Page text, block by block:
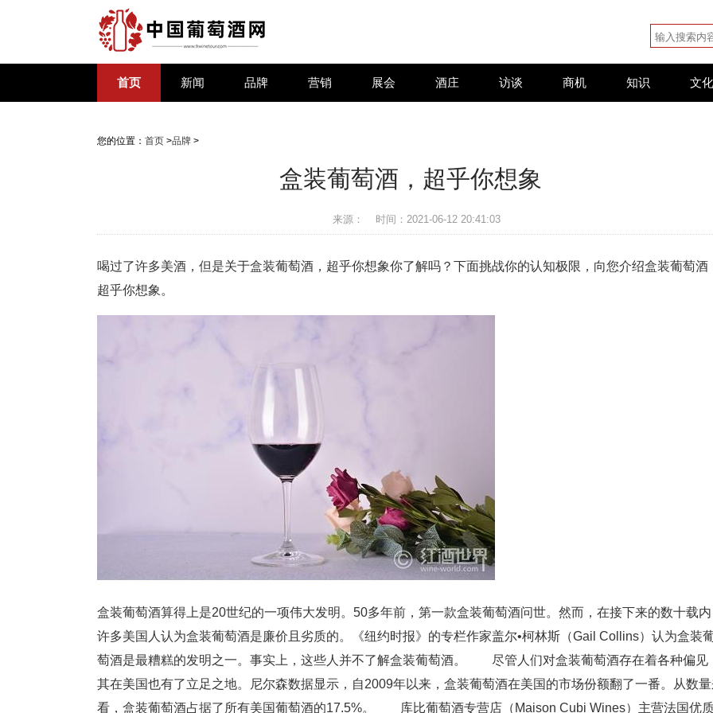
首页 新闻 品牌 营销 展会 酒庄 访谈 商机 知识 文化
您的位置： 首页 >品牌 >
盒装葡萄酒，超乎你想象
来源： 时间：2021-06-12 20:41:03
喝过了许多美酒，但是关于盒装葡萄酒，超乎你想象你了解吗？下面挑战你的认知极限，向您介绍盒装葡萄酒
超乎你想象。
盒装葡萄酒算得上是20世纪的一项伟大发明。50多年前，第一款盒装葡萄酒问世。然而，在接下来的数十载
许多美国人认为盒装葡萄酒是廉价且劣质的。《纽约时报》的专栏作家盖尔•柯林斯（Gail Collins）认为盒装
萄酒是最糟糕的发明之一。事实上，这些人并不了解盒装葡萄酒。 尽管人们对盒装葡萄酒存在着各种偏见
其在美国也有了立足之地。尼尔森数据显示，自2009年以来，盒装葡萄酒在美国的市场份额翻了一番。从数
看，盒装葡萄酒占据了所有美国葡萄酒的17.5%。 库比葡萄酒专营店（Maison Cubi Wines）主营法国优